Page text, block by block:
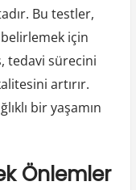
Bu testler,
için
tedavi sürecini
artırır.
bir yaşamın
Önlemler